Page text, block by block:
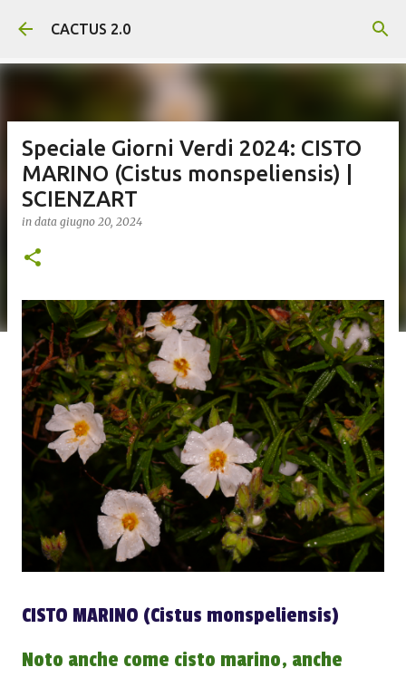
Passa ai contenuti principali
CACTUS 2.0
Speciale Giorni Verdi 2024: CISTO
MARINO (Cistus monspeliensis) |
SCIENZART
in data giugno 20, 2024
CISTO MARINO (Cistus monspeliensis)
Noto anche come cisto marino, anche